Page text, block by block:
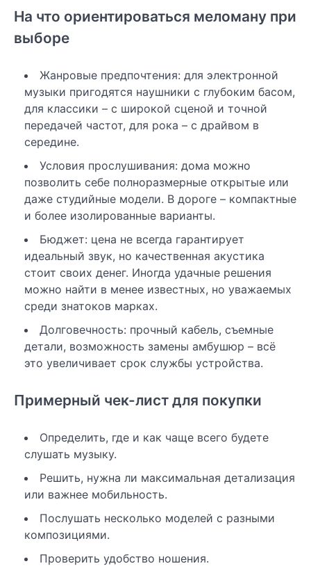
На что ориентироваться меломану при
выборе
Жанровые предпочтения: для электронной
музыки пригодятся наушники с глубоким басом,
для классики – с широкой сценой и точной
передачей частот, для рока – с драйвом в
середине.
Условия прослушивания: дома можно
позволить себе полноразмерные открытые или
даже студийные модели. В дороге – компактные
и более изолированные варианты.
Бюджет: цена не всегда гарантирует
идеальный звук, но качественная акустика
стоит своих денег. Иногда удачные решения
можно найти в менее известных, но уважаемых
среди знатоков марках.
Долговечность: прочный кабель, съемные
детали, возможность замены амбушюр – всё
это увеличивает срок службы устройства.
Примерный чек-лист для покупки
Определить, где и как чаще всего будете
слушать музыку.
Решить, нужна ли максимальная детализация
или важнее мобильность.
Послушать несколько моделей с разными
композициями.
Проверить удобство ношения.